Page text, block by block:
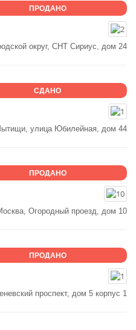
ПРОДАНО
округ, СНТ Сириус, дом 24
СДАНО
улица Юбилейная, дом 44
ПРОДАНО
Огородный проезд, дом 10
ПРОДАНО
проспект, дом 5 корпус 1